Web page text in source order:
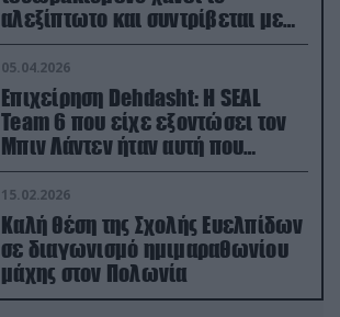
αλεξίπτωτο και συντρίβεται με
ορμή στο έδαφος (βίντεο)
05.04.2026
Επιχείρηση Dehdasht: Η SEAL
Team 6 που είχε εξοντώσει τον
Μπιν Λάντεν ήταν αυτή που
διέσωσε τον πιλότο του F-15
15.02.2026
Καλή θέση της Σχολής Ευελπίδων
σε διαγωνισμό ημιμαραθωνίου
μάχης στον Πολωνία